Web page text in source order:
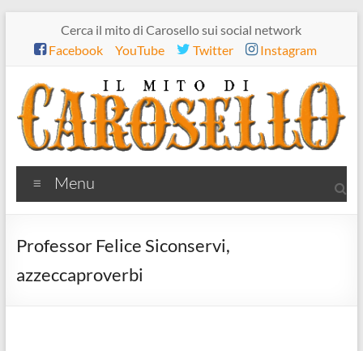
contenuto
Cerca il mito di Carosello sui social network
Facebook
YouTube Twitter Instagram
Il
mito
di
Carosello
Menu
Professor Felice Siconservi,
azzeccaproverbi